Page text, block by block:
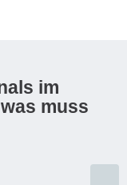
im
muss